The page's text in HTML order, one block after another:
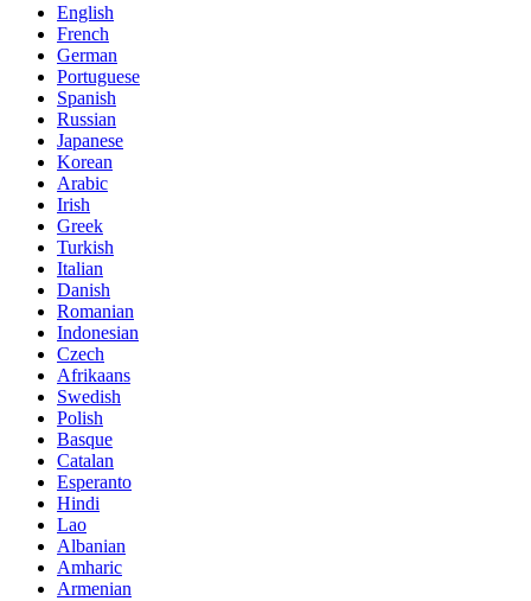
English
French
German
Portuguese
Spanish
Russian
Japanese
Korean
Arabic
Irish
Greek
Turkish
Italian
Danish
Romanian
Indonesian
Czech
Afrikaans
Swedish
Polish
Basque
Catalan
Esperanto
Hindi
Lao
Albanian
Amharic
Armenian